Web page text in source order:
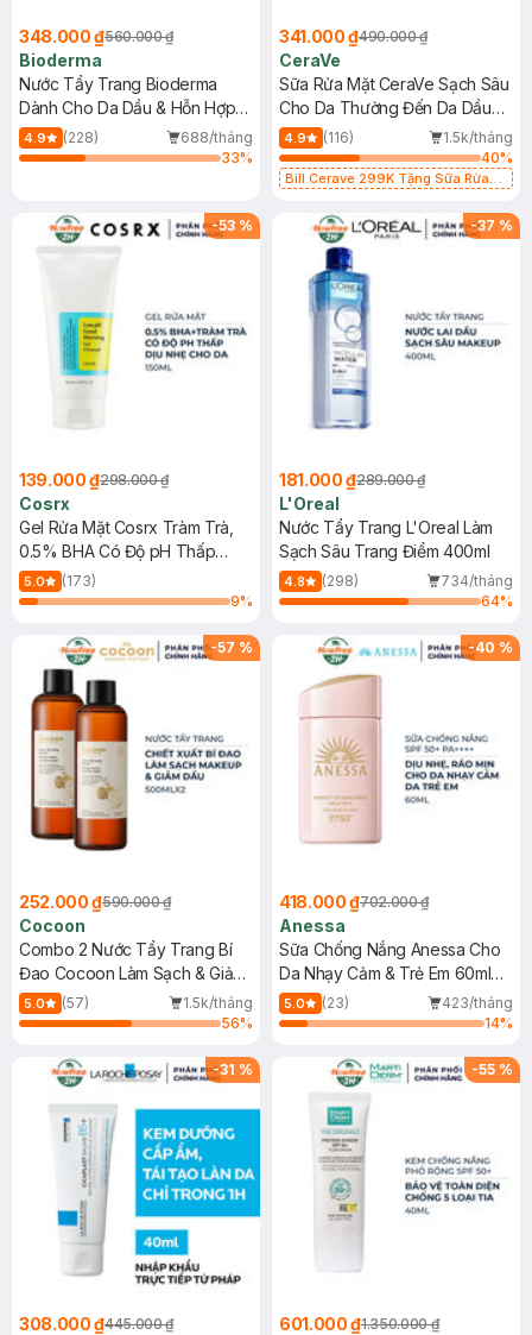
348.000 ₫560.000 ₫
Bioderma
Nước Tẩy Trang Bioderma
Dành Cho Da Dầu & Hỗn Hợp
500ml
4.9 (228)
688/tháng
33%
341.000 ₫490.000 ₫
CeraVe
Sữa Rửa Mặt CeraVe Sạch Sâu
Cho Da Thường Đến Da Dầu
473ml
4.9 (116)
1.5k/tháng
40%
Bill Cerave 299K Tặng Sữa Rửa
-53 %
139.000 ₫298.000 ₫
Cosrx
Gel Rửa Mặt Cosrx Tràm Trà,
0.5% BHA Có Độ pH Thấp
150ml
5.0
(173)
9%
-37 %
181.000 ₫289.000 ₫
L'Oreal
Nước Tẩy Trang L'Oreal Làm
Sạch Sâu Trang Điểm 400ml
4.8 (298)
734/tháng
64%
-57 %
252.000 ₫590.000 ₫
Cocoon
Combo 2 Nước Tẩy Trang Bí
Đao Cocoon Làm Sạch & Giảm
Dầu 500ml
5.0 (57)
1.5k/tháng
56%
-40 %
418.000 ₫702.000 ₫
Anessa
Sữa Chống Nắng Anessa Cho
Da Nhạy Cảm & Trẻ Em 60ml
(Mới)
5.0 (23)
423/tháng
14%
-31 %
308.000 ₫445.000 ₫
-55 %
601.000 ₫1.350.000 ₫